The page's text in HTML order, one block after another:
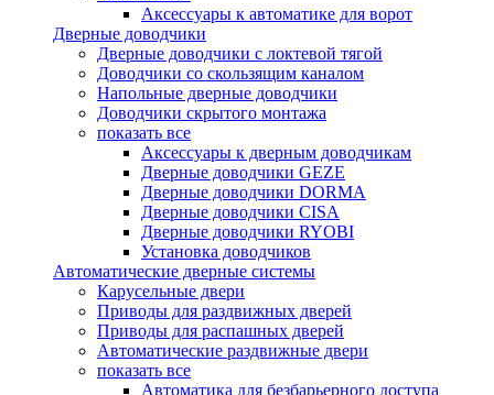
Аксессуары к автоматике для ворот
Дверные доводчики
Дверные доводчики с локтевой тягой
Доводчики со скользящим каналом
Напольные дверные доводчики
Доводчики скрытого монтажа
показать все
Аксессуары к дверным доводчикам
Дверные доводчики GEZE
Дверные доводчики DORMA
Дверные доводчики CISA
Дверные доводчики RYOBI
Установка доводчиков
Автоматические дверные системы
Карусельные двери
Приводы для раздвижных дверей
Приводы для распашных дверей
Автоматические раздвижные двери
показать все
Автоматика для безбарьерного доступа